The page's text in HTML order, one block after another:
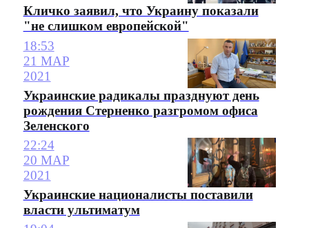
Кличко заявил, что Украину показали
"не слишком европейской"
18:53
21 МАР
2021
Украинские радикалы празднуют день
рождения Стерненко разгромом офиса
Зеленского
22:24
20 МАР
2021
Украинские националисты поставили
власти ультиматум